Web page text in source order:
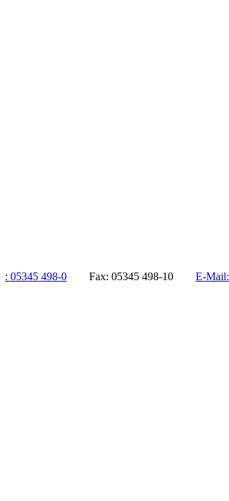
: 05345 498-0 Fax: 05345 498-10 E-Mail: